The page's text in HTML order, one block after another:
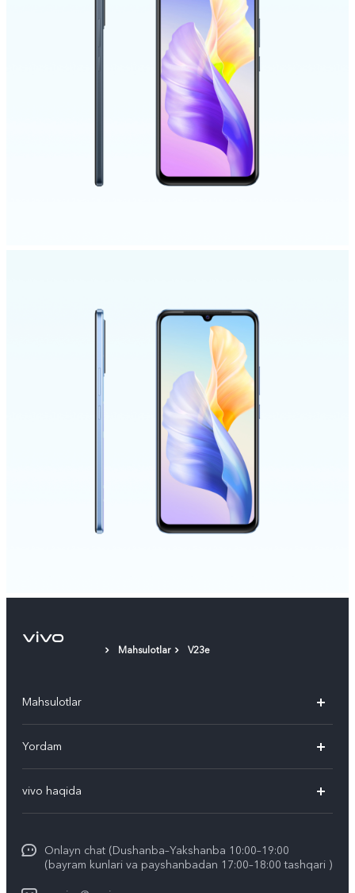
Mahsulotlar V23e
Mahsulotlar
V50 Lite
Y29
Yordam
Funtouch OS
Xizmat ko'rsatish markazi
IMEI autentifikatsiyasi
vivo haqida
Kompaniya yangiliklari
vivo ish joylari
Onlayn chat (Dushanba–Yakshanba 10:00–19:00
(bayram kunlari va payshanbadan 17:00–18:00 tashqari )